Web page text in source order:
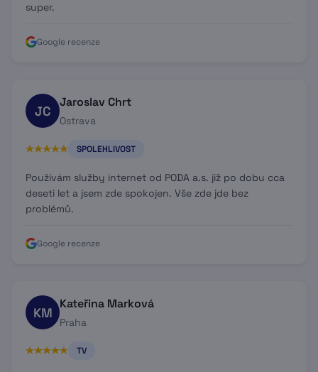
super.
Google recenze
JC
Jaroslav Chrt
Ostrava
SPOLEHLIVOST
Používám služby internet od PODA a.s. již po dobu cca
deseti let a jsem zde spokojen. Vše zde jde bez
problémů.
Google recenze
KM
Kateřina Marková
Praha
TV